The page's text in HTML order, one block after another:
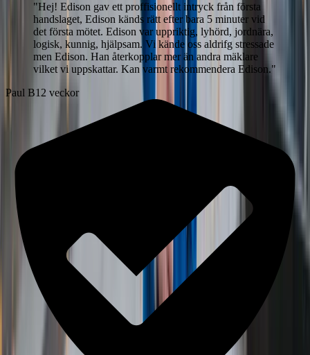
"Hej! Edison gav ett proffisionellt intryck från första
handslaget, Edison känds rätt efter bara 5 minuter vid
det första mötet. Edison var uppriktig, lyhörd, jordnära,
logisk, kunnig, hjälpsam. Vi kände oss aldrifg stressade
men Edison. Han återkopplar mer än andra mäklare
vilket vi uppskattar. Kan varmt rekommendera Edison."
Paul B12 veckor